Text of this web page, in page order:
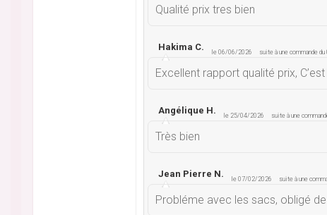
Qualité prix tres bien
Hakima C. le 06/06/2026 suite à une commande
Excellent rapport qualité prix,
Angélique H. le 25/04/2026 suite à une
Très bien
Jean Pierre N. le 07/02/2026 suite à une
Probléme avec les sacs, obligé